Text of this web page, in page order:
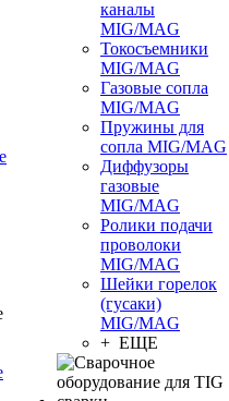
каналы
MIG/MAG
Токосъемники
MIG/MAG
Газовые сопла
MIG/MAG
Пружины для
сопла MIG/MAG
Диффузоры
газовые
MIG/MAG
Ролики подачи
проволоки
MIG/MAG
Шейки горелок
(гусаки)
MIG/MAG
+ ЕЩЕ